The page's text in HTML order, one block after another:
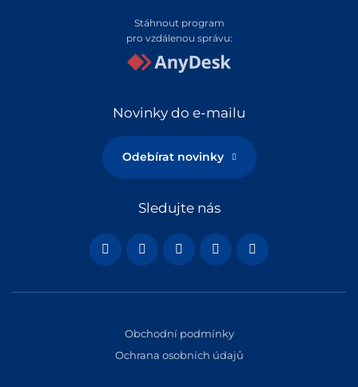
Stáhnout program
pro vzdálenou správu:
Novinky do e-mailu
Odebírat novinky
Sledujte nás
Obchodní podmínky
Ochrana osobních údajů